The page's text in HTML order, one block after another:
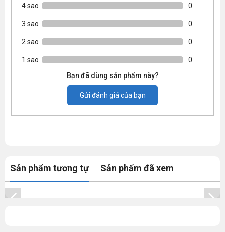
4 sao 0
3 sao 0
2 sao 0
1 sao
0
Bạn đã dùng sản phẩm này?
Gửi đánh giá của bạn
Sản phẩm tương tự Sản phẩm đã xem